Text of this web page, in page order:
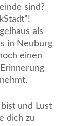
sind?
als
in Neuburg
einen
und Lust
dich zu